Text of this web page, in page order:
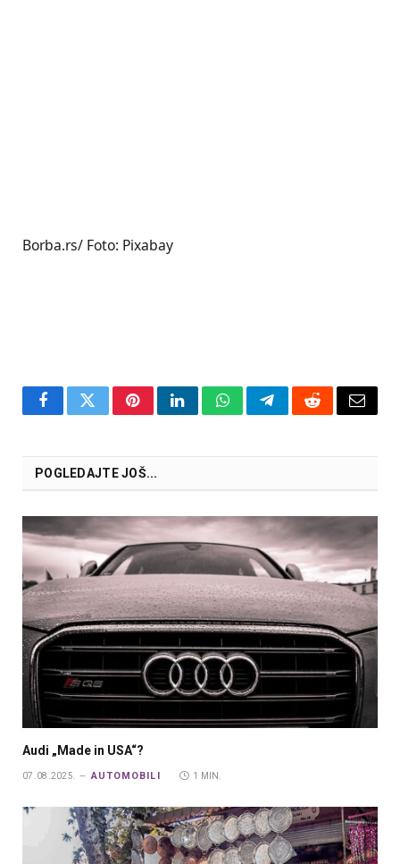
Borba.rs/ Foto: Pixabay
FacebookTwitterPinterestLinkedInWhatsAppTelegramRedditEmail
POGLEDAJTE JOŠ...
Audi „Made in USA“?
07.08.2025. AUTOMOBILI 1 MIN.